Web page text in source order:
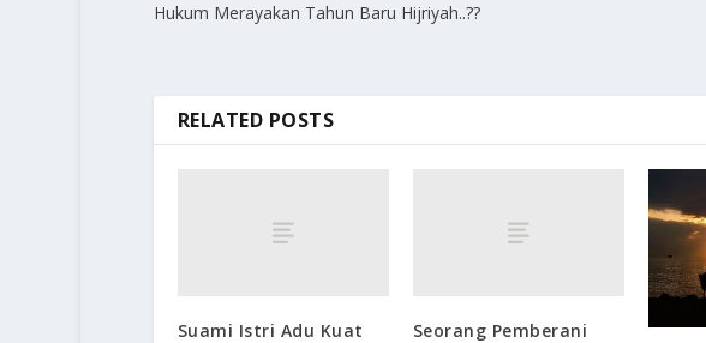
Hukum Merayakan Tahun Baru Hijriyah..??
RELATED POSTS
Suami Istri Adu Kuat Seorang Pemberani